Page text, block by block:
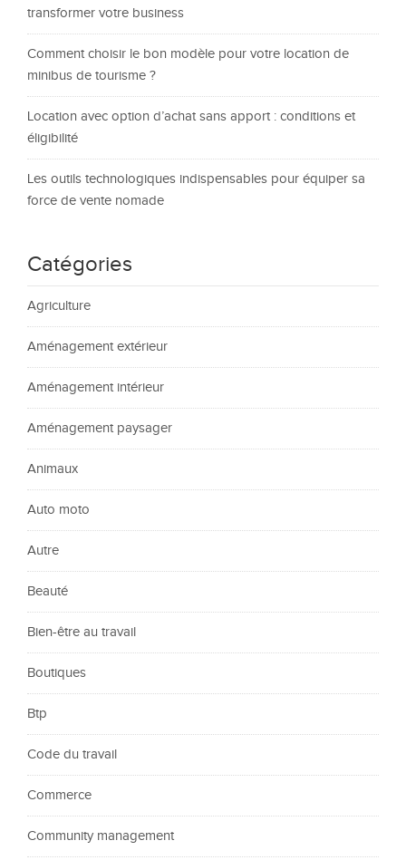
transformer votre business
Comment choisir le bon modèle pour votre location de
minibus de tourisme ?
Location avec option d’achat sans apport : conditions et
éligibilité
Les outils technologiques indispensables pour équiper sa
force de vente nomade
Catégories
Agriculture
Aménagement extérieur
Aménagement intérieur
Aménagement paysager
Animaux
Auto moto
Autre
Beauté
Bien-être au travail
Boutiques
Btp
Code du travail
Commerce
Community management